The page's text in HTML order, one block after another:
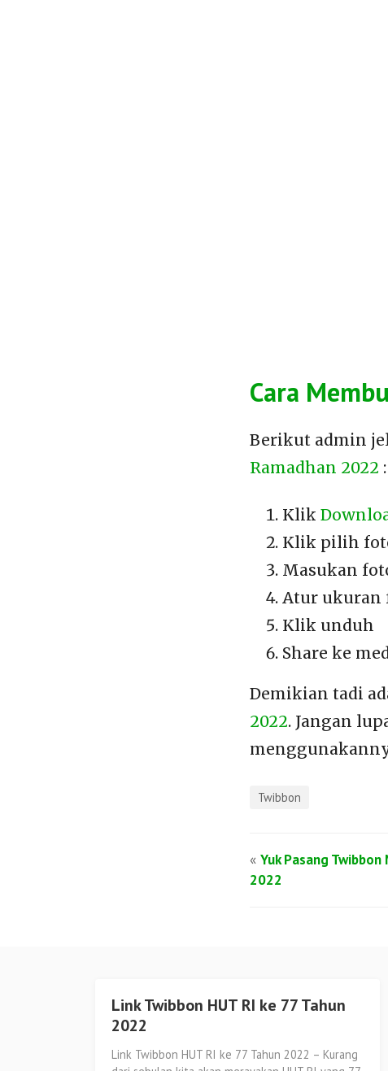
Cara
Berikut admin
Ramadhan 2022 :
Klik
Klik pilih
Masukan
Atur ukuran
Klik unduh
Share ke
Demikian tadi
2022. Jangan
Twibbon
« Yuk Pasang
2022
Link Twibbon HUT RI ke 77 Tahun
2022
Link Twibbon HUT RI ke 77 Tahun 2022 – Kurang